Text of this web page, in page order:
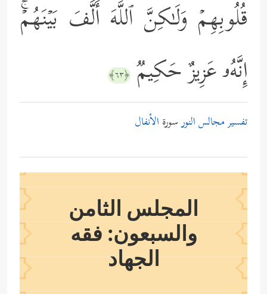
قُلُوبِهِمۡ وَلَـٰكِنَّ ٱللَّهَ أَلَّفَ بَیۡنَهُمۡۚ
إِنَّهُۥ عَزِیزٌ حَكِیمࣱ ﴿٦٣﴾
تفسير مجالس النورسورة الأنفال
المجلس الثامن
والسبعون: فقه
الجهاد